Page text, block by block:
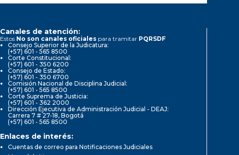
Canales de atención:
Estos No son canales oficiales para tramitar PQRSDF
Consejo Superior de la Judicatura:
(+57) 601 - 565 8500
Corte Constitucional:
(+57) 601 - 350 6200
Consejo de Estado:
(+57) 601 - 350 6700
Comisión Nacional de Disciplina Judicial:
(+57) 601 - 565 8500
Corte Suprema de Justicia:
(+57) 601 - 362 2000
Dirección Ejecutiva de Administración Judicial - DEAJ:
Carrera 7 # 27-18, Bogotá
(+57) 601 - 565 8500
Enlaces de interés:
Cuentas de correo para Notificaciones Judiciales